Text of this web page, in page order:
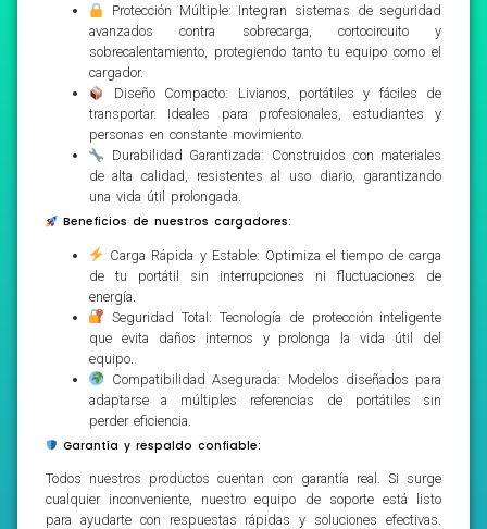
Protección Múltiple: Integran sistemas de seguridad
avanzados contra sobrecarga, cortocircuito y
sobrecalentamiento, protegiendo tanto tu equipo como el
cargador.
Diseño Compacto: Livianos, portátiles y fáciles de
transportar. Ideales para profesionales, estudiantes y
personas en constante movimiento.
Durabilidad Garantizada: Construidos con materiales
de alta calidad, resistentes al uso diario, garantizando
una vida útil prolongada.
Beneficios de nuestros cargadores:
Carga Rápida y Estable: Optimiza el tiempo de carga
de tu portátil sin interrupciones ni fluctuaciones de
energía.
Seguridad Total: Tecnología de protección inteligente
que evita daños internos y prolonga la vida útil del
equipo.
Compatibilidad Asegurada: Modelos diseñados para
adaptarse a múltiples referencias de portátiles sin
perder eficiencia.
Garantía y respaldo confiable:
Todos nuestros productos cuentan con garantía real. Si surge
cualquier inconveniente, nuestro equipo de soporte está listo
para ayudarte con respuestas rápidas y soluciones efectivas.